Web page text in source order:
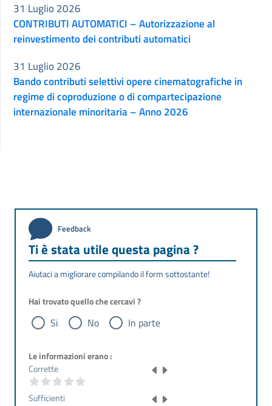
CONTRIBUTI AUTOMATICI – Autorizzazione al
reinvestimento dei contributi automatici
31 Luglio 2026
Bando contributi selettivi opere cinematografiche in
regime di coproduzione o di compartecipazione
internazionale minoritaria – Anno 2026
31 Luglio 2026
Feedback
Ti è stata utile questa pagina ?
Aiutaci a migliorare compilando il form sottostante!
Hai trovato quello che cercavi ?
Si No In parte
Le informazioni erano :
Corrette
Sufficienti